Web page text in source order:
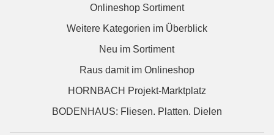
Onlineshop Sortiment
Weitere Kategorien im Überblick
Neu im Sortiment
Raus damit im Onlineshop
HORNBACH Projekt-Marktplatz
BODENHAUS: Fliesen. Platten. Dielen